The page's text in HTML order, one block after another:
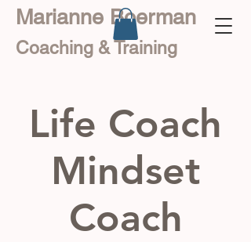
Marianne Boerman
Coaching & Training
Life Coach
Mindset
Coach